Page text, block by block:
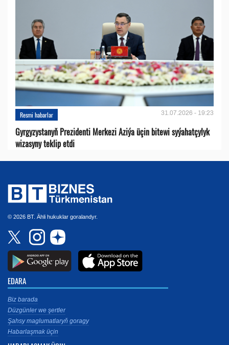
Resmi habarlar 31.07.2026 - 19:23
Gyrgyzystanyň Prezidenti Merkezi Aziýa üçin bitewi syýahatçylyk
wizasyny teklip etdi
© 2026 BT. Ähli hukuklar goralandyr.
EDARA
Biz barada
Düzgünler we şertler
Şahsy maglumatlaryň goragy
Habarlaşmak üçin